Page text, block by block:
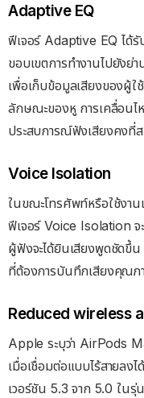
Adaptive EQ
ฟีเจอร์ Adaptive EQ ได้
ขอบเขตการทำงานไปยังย่
เพื่อเก็บข้อมูลเสียงของผู้ใ
ลักษณะของหู การเคลื่อนไ
ประสบการณ์ฟังเสียงคงที่ส
Voice Isolation
ในขณะโทรศัพท์หรือใช้งา
ฟีเจอร์ Voice Isolation จ
ผู้ฟังจะได้ยินเสียงพูดชัดขึ้น
ที่ต้องการบันทึกเสียงคุณภ
Reduced wireless
Apple ระบุว่า AirPods
เมื่อเชื่อมต่อแบบไร้สายลง
เวอร์ชัน 5.3 จาก 5.0 ในรุ่